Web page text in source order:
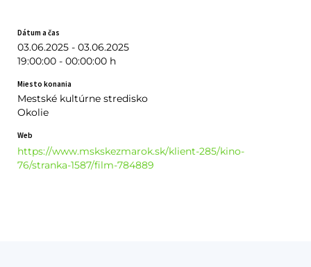
Dátum a čas
03.06.2025 - 03.06.2025
19:00:00 - 00:00:00 h
Miesto konania
Mestské kultúrne stredisko
Okolie
Web
https://www.mskskezmarok.sk/klient-285/kino-
76/stranka-1587/film-784889